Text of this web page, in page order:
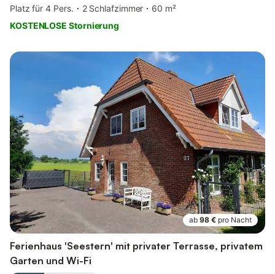
Platz für 4 Pers.
2 Schlafzimmer
60 m²
KOSTENLOSE Stornierung
ab 98 € pro Nacht
Ferienhaus 'Seestern' mit privater Terrasse, privatem
Garten und Wi-Fi